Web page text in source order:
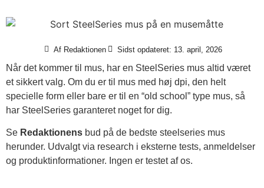
AfRedaktionen Sidst opdateret: 13. april, 2026
Når det kommer til mus, har en SteelSeries mus altid været
et sikkert valg. Om du er til mus med høj dpi, den helt
specielle form eller bare er til en “old school” type mus, så
har SteelSeries garanteret noget for dig.
Se Redaktionens bud på de bedste steelseries mus
herunder. Udvalgt via research i eksterne tests, anmeldelser
og produktinformationer. Ingen er testet af os.